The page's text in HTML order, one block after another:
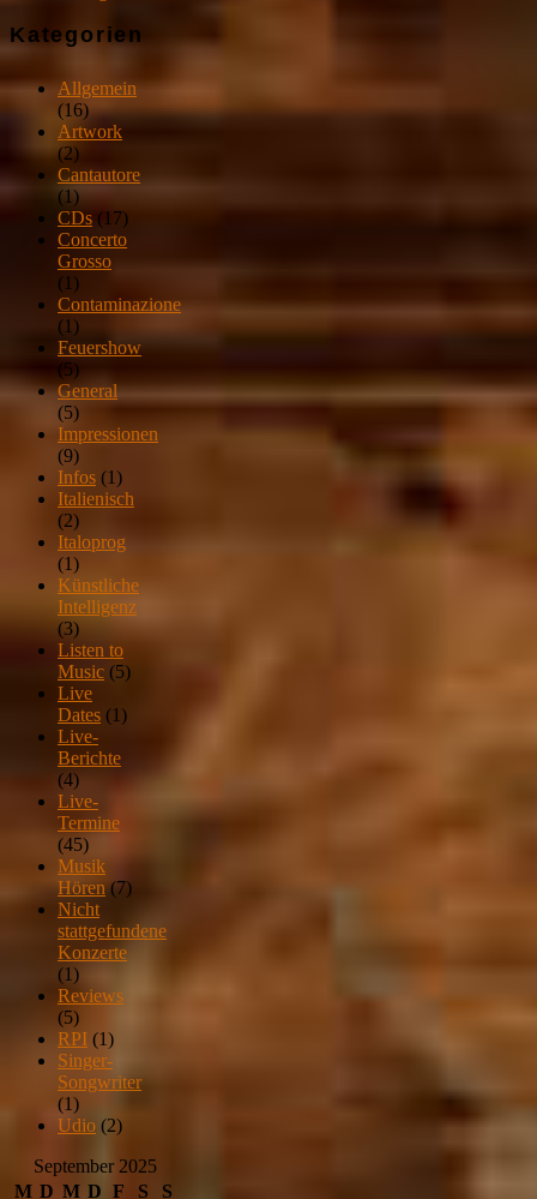
Kategorien
Allgemein
(16)
Artwork
(2)
Cantautore
(1)
CDs (17)
Concerto
Grosso
(1)
Contaminazione
(1)
Feuershow
(5)
General
(5)
Impressionen
(9)
Infos (1)
Italienisch
(2)
Italoprog
(1)
Künstliche
Intelligenz
(3)
Listen to
Music (5)
Live
Dates (1)
Live-
Berichte
(4)
Live-
Termine
(45)
Musik
Hören(7)
Nicht
stattgefundene
Konzerte
(1)
Reviews
(5)
RPI (1)
Singer-
Songwriter
(1)
Udio (2)
September 2025
M D M D F S
S